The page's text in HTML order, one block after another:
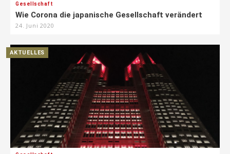
Gesellschaft
Wie Corona die japanische Gesellschaft verändert
24. Juni 2020
AKTUELLES